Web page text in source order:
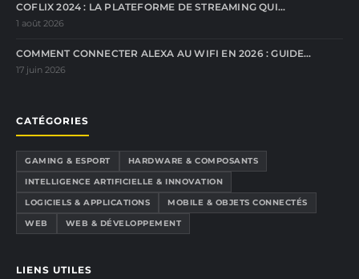
COFLIX 2024 : LA PLATEFORME DE STREAMING QUI…
1 août 2026
COMMENT CONNECTER ALEXA AU WIFI EN 2026 : GUIDE…
17 juin 2026
CATÉGORIES
GAMING & ESPORT
HARDWARE & COMPOSANTS
INTELLIGENCE ARTIFICIELLE & INNOVATION
LOGICIELS & APPLICATIONS
MOBILE & OBJETS CONNECTÉS
WEB
WEB & DÉVELOPPEMENT
LIENS UTILES